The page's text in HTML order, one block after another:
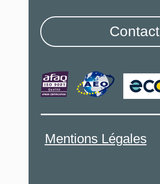
Mentions Légales
Contact